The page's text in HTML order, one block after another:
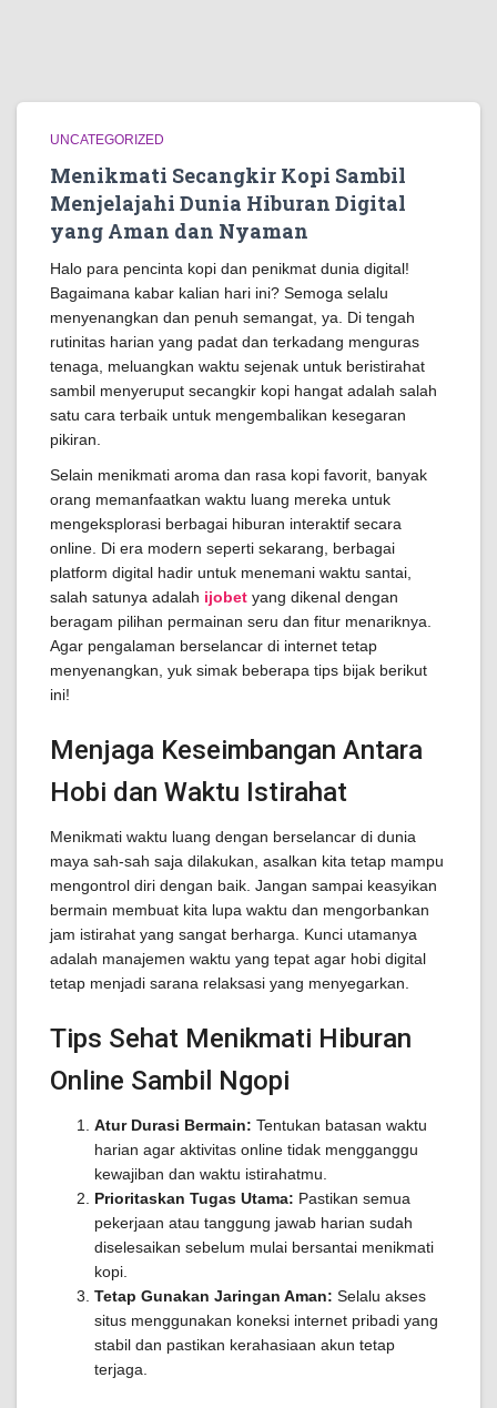
UNCATEGORIZED
Menikmati Secangkir Kopi Sambil
Menjelajahi Dunia Hiburan Digital
yang Aman dan Nyaman
Halo para pencinta kopi dan penikmat dunia digital!
Bagaimana kabar kalian hari ini? Semoga selalu
menyenangkan dan penuh semangat, ya. Di tengah
rutinitas harian yang padat dan terkadang menguras
tenaga, meluangkan waktu sejenak untuk beristirahat
sambil menyeruput secangkir kopi hangat adalah salah
satu cara terbaik untuk mengembalikan kesegaran
pikiran.
Selain menikmati aroma dan rasa kopi favorit, banyak
orang memanfaatkan waktu luang mereka untuk
mengeksplorasi berbagai hiburan interaktif secara
online. Di era modern seperti sekarang, berbagai
platform digital hadir untuk menemani waktu santai,
salah satunya adalah ijobet yang dikenal dengan
beragam pilihan permainan seru dan fitur menariknya.
Agar pengalaman berselancar di internet tetap
menyenangkan, yuk simak beberapa tips bijak berikut
ini!
Menjaga Keseimbangan Antara
Hobi dan Waktu Istirahat
Menikmati waktu luang dengan berselancar di dunia
maya sah-sah saja dilakukan, asalkan kita tetap mampu
mengontrol diri dengan baik. Jangan sampai keasyikan
bermain membuat kita lupa waktu dan mengorbankan
jam istirahat yang sangat berharga. Kunci utamanya
adalah manajemen waktu yang tepat agar hobi digital
tetap menjadi sarana relaksasi yang menyegarkan.
Tips Sehat Menikmati Hiburan
Online Sambil Ngopi
Atur Durasi Bermain: Tentukan batasan waktu
harian agar aktivitas online tidak mengganggu
kewajiban dan waktu istirahatmu.
Prioritaskan Tugas Utama: Pastikan semua
pekerjaan atau tanggung jawab harian sudah
diselesaikan sebelum mulai bersantai menikmati
kopi.
Tetap Gunakan Jaringan Aman: Selalu akses
situs menggunakan koneksi internet pribadi yang
stabil dan pastikan kerahasiaan akun tetap
terjaga.